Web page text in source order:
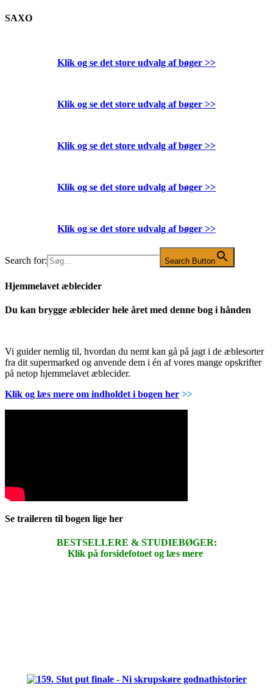
SAXO
Klik og se det store udvalg af bøger >>
Klik og se det store udvalg af bøger >>
Klik og se det store udvalg af bøger >>
Klik og se det store udvalg af bøger >>
Klik og se det store udvalg af bøger >>
Search for: Search Button
Hjemmelavet æblecider
Du kan brygge æblecider hele året med denne bog i hånden
Vi guider nemlig til, hvordan du nemt kan gå på jagt i de æblesorter
fra dit supermarked og anvende dem i én af vores mange opskrifter
på netop hjemmelavet æblecider.
Klik og læs mere om indholdet i bogen her >>
Se traileren til bogen lige her
BESTSELLERE & STUDIEBØGER:
Klik på forsidefotoet og læs mere